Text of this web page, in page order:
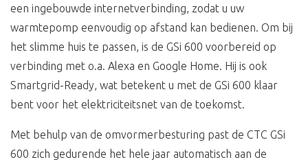
een ingebouwde internetverbinding, zodat u uw
warmtepomp eenvoudig op afstand kan bedienen. Om bij
het slimme huis te passen, is de GSi 600 voorbereid op
verbinding met o.a. Alexa en Google Home. Hij is ook
Smartgrid-Ready, wat betekent u met de GSi 600 klaar
bent voor het elektriciteitsnet van de toekomst.
Met behulp van de omvormerbesturing past de CTC GSi
600 zich gedurende het hele jaar automatisch aan de